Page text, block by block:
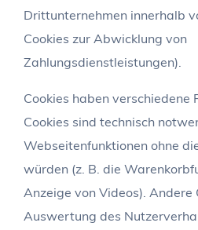
Drittunternehmen innerhalb
Cookies zur Abwicklung von
Zahlungsdienstleistungen).
Cookies haben verschiedene
Cookies sind technisch
Webseitenfunktionen ohne
würden (z. B. die
Anzeige von Videos). Andere
Auswertung des